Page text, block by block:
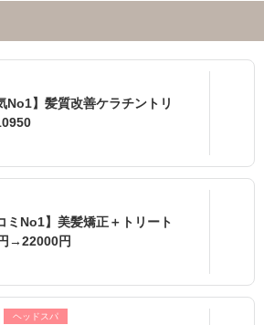
No1】髪質改善ケラチントリ
ミNo1】美髪矯正＋トリート
→22000円
ヘッドスパ